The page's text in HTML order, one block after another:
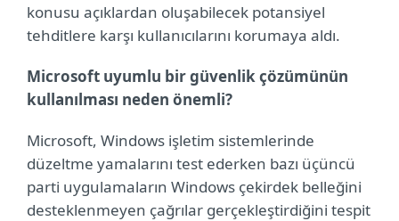
konusu açıklardan oluşabilecek potansiyel
tehditlere karşı kullanıcılarını korumaya aldı.
Microsoft uyumlu bir güvenlik çözümünün
kullanılması neden önemli?
Microsoft, Windows işletim sistemlerinde
düzeltme yamalarını test ederken bazı üçüncü
parti uygulamaların Windows çekirdek belleğini
desteklenmeyen çağrılar gerçekleştirdiğini tespit